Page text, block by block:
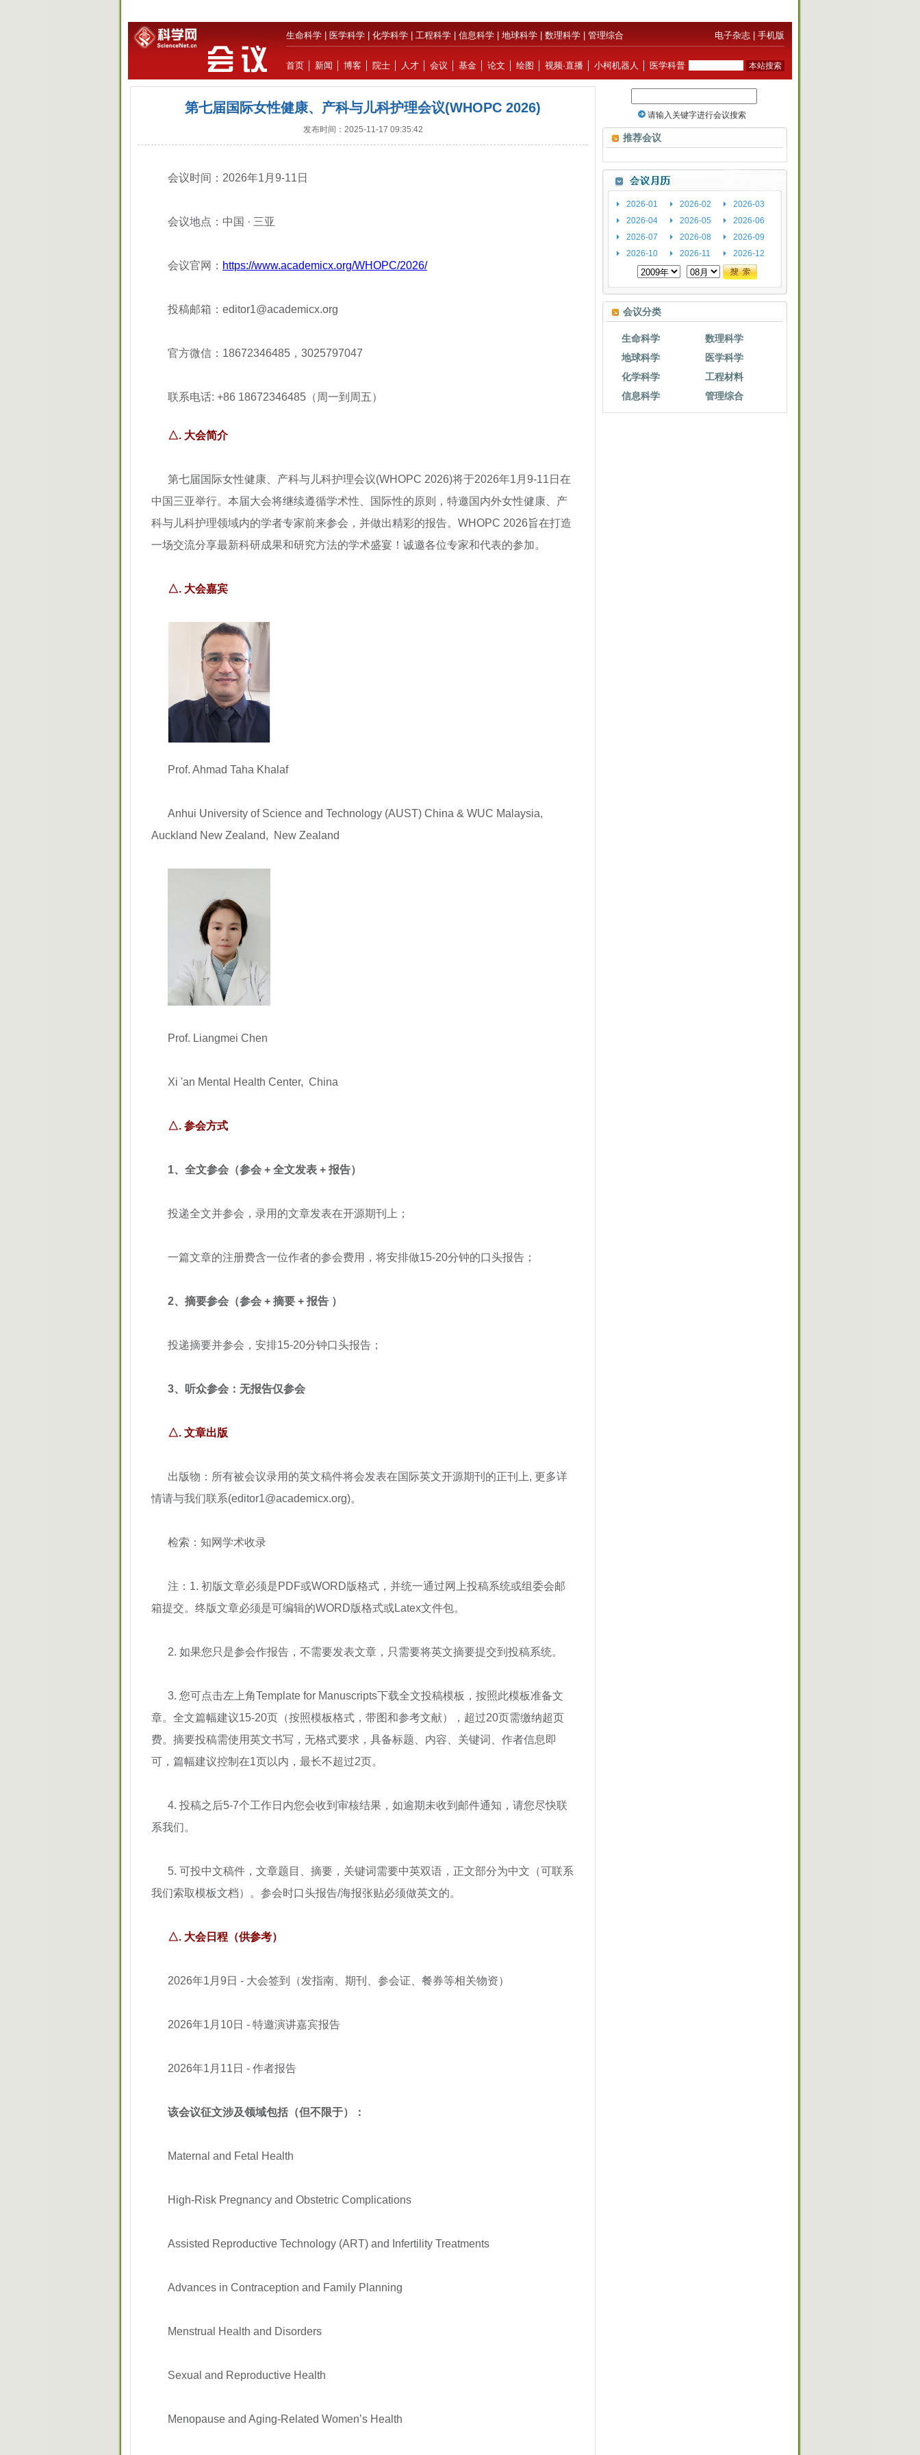
生命科学 医学科学 化学科学 工程科学 信息科学 地球科学 数理科学 管理综合 电子杂志 手机版
首页 新闻 博客 院士 人才 会议 基金 论文 绘图 视频·直播 小柯机器人 医学科普
第七届国际女性健康、产科与儿科护理会议(WHOPC 2026)
发布时间：2025-11-17 09:35:42
会议时间：2026年1月9-11日
会议地点：中国 · 三亚
会议官网： https://www.academicx.org/WHOPC/2026/
投稿邮箱：editor1@academicx.org
官方微信：18672346485，3025797047
联系电话: +86 18672346485（周一到周五）
△. 大会简介
第七届国际女性健康、产科与儿科护理会议(WHOPC 2026)将于2026年1月9-11日在
中国三亚举行。本届大会将继续遵循学术性、国际性的原则，特邀国内外女性健康、产
科与儿科护理领域内的学者专家前来参会，并做出精彩的报告。WHOPC 2026旨在打造
一场交流分享最新科研成果和研究方法的学术盛宴！诚邀各位专家和代表的参加。
△. 大会嘉宾
Prof. Ahmad Taha Khalaf
Anhui University of Science and Technology (AUST) China & WUC Malaysia,
Auckland New Zealand, New Zealand
Prof. Liangmei Chen
Xi 'an Mental Health Center, China
△. 参会方式
1、全文参会（参会 + 全文发表 + 报告）
投递全文并参会，录用的文章发表在开源期刊上；
一篇文章的注册费含一位作者的参会费用，将安排做15-20分钟的口头报告；
2、摘要参会（参会 + 摘要 + 报告 ）
投递摘要并参会，安排15-20分钟口头报告；
3、听众参会：无报告仅参会
△. 文章出版
出版物：所有被会议录用的英文稿件将会发表在国际英文开源期刊的正刊上, 更多详
情请与我们联系(editor1@academicx.org)。
检索：知网学术收录
注：1. 初版文章必须是PDF或WORD版格式，并统一通过网上投稿系统或组委会邮
箱提交。终版文章必须是可编辑的WORD版格式或Latex文件包。
2. 如果您只是参会作报告，不需要发表文章，只需要将英文摘要提交到投稿系统。
3. 您可点击左上角Template for Manuscripts下载全文投稿模板，按照此模板准备文
章。全文篇幅建议15-20页（按照模板格式，带图和参考文献），超过20页需缴纳超页
费。摘要投稿需使用英文书写，无格式要求，具备标题、内容、关键词、作者信息即
可，篇幅建议控制在1页以内，最长不超过2页。
4. 投稿之后5-7个工作日内您会收到审核结果，如逾期未收到邮件通知，请您尽快联
系我们。
5. 可投中文稿件，文章题目、摘要，关键词需要中英双语，正文部分为中文（可联系
我们索取模板文档）。参会时口头报告/海报张贴必须做英文的。
△. 大会日程（供参考）
2026年1月9日 - 大会签到（发指南、期刊、参会证、餐券等相关物资）
2026年1月10日 - 特邀演讲嘉宾报告
2026年1月11日 - 作者报告
该会议征文涉及领域包括（但不限于）：
Maternal and Fetal Health
High-Risk Pregnancy and Obstetric Complications
Assisted Reproductive Technology (ART) and Infertility Treatments
Advances in Contraception and Family Planning
Menstrual Health and Disorders
Sexual and Reproductive Health
Menopause and Aging-Related Women’s Health
推荐会议
2026-01
2026-04
2026-07
2026-10
2026-02
2026-05
2026-08
2026-11
2026-03
2026-06
2026-09
2026-12
会议分类
生命科学
地球科学
化学科学
信息科学
数理科学
医学科学
工程材料
管理综合